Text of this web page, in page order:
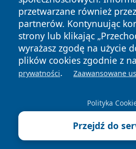
przetwarzane również
partnerów. Kontynuując
strony lub klikając
wyrażasz zgodę na użycie
plików cookies zgodnie z
prywatności. Zaawansowane
Polityka
Przejdź do
Copyright © 2026 faktyopole.pl
News Autorzy
Polityka
Prywatności